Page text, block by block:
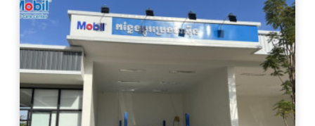
-ជួសជុលអាគុយហាយប្រ៊ីជ
-សេវាជំនួយតាមដងផ្លូវ